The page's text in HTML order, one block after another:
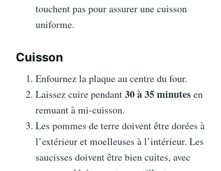
touchent pas pour assurer une cuisson
uniforme.
Cuisson
Enfournez la plaque au centre du four.
Laissez cuire pendant30 à 35 minutesen
remuant à mi-cuisson.
Les pommes de terre doivent être dorées à
l’extérieur et moelleuses à l’intérieur. Les
saucisses doivent être bien cuites, avec